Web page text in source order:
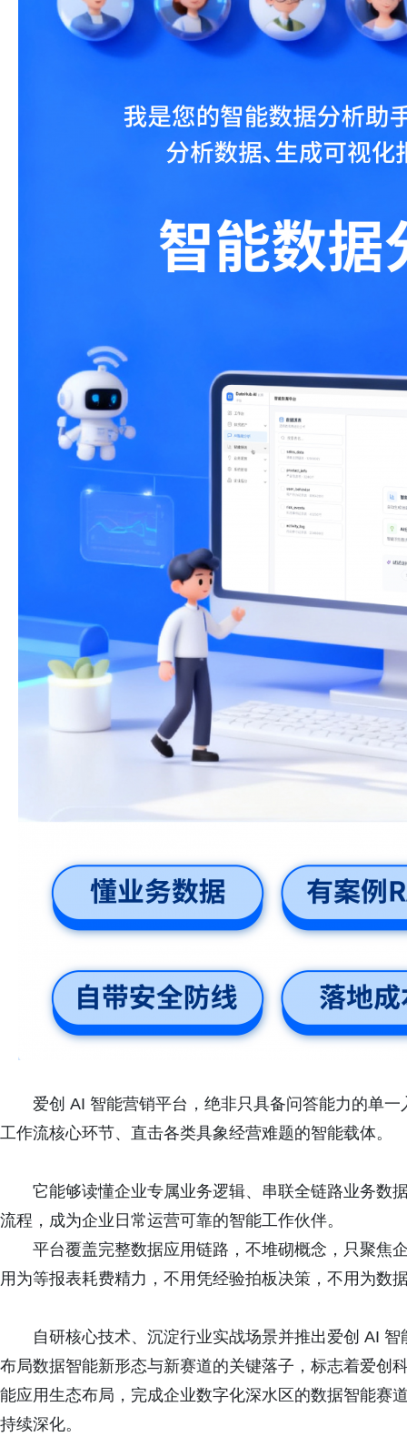
爱创 AI 智能营销平台，绝非只具备问答能力的单
工作流核心环节、直击各类具象经营难题的智能载体。
它能够读懂企业专属业务逻辑、串联全链路业务数
流程，成为企业日常运营可靠的智能工作伙伴。
平台覆盖完整数据应用链路，不堆砌概念，只聚焦
用为等报表耗费精力，不用凭经验拍板决策，不用为数
自研核心技术、沉淀行业实战场景并推出爱创 AI
布局数据智能新形态与新赛道的关键落子，标志着爱创
能应用生态布局，完成企业数字化深水区的数据智能赛
持续深化。